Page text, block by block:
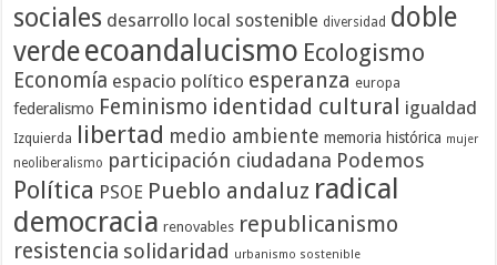
sociales desarrollo local sostenible diversidad doble
verdeecoandalucismo Ecologismo
Economía espacio político esperanza europa
federalismo Feminismo identidad cultural igualdad
Izquierda libertad medio ambiente memoria histórica mujer
neoliberalismo participación ciudadana Podemos
Política PSOE Pueblo andaluz radical
democracia renovables republicanismo
resistencia solidaridad urbanismo sostenible